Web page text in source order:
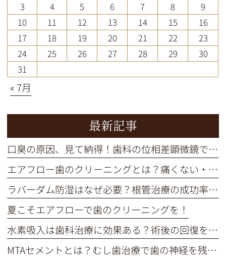
3
4 5 6 7 8
9
10
11 12 13 14 15
16
17
18 19 20 21 22
23
24
25 26 27 28 29
30
31
« 7月
最新記事
口臭の原因、見て納得！歯科の位相差顕微鏡で口内細菌をチェック
エアフロー歯のクリーニングとは？痛くない・短時間で着色汚れをオフ
ラバーダム防湿はなぜ必要？根管治療の成功率を高める重要な役割
夏こそエアフローで歯のクリーニングを！
水素吸入は歯科治療に効果ある？術後の回復を早めるメカニズム解説
MTAセメントとは？むし歯治療で歯の神経を残す選択肢を解説